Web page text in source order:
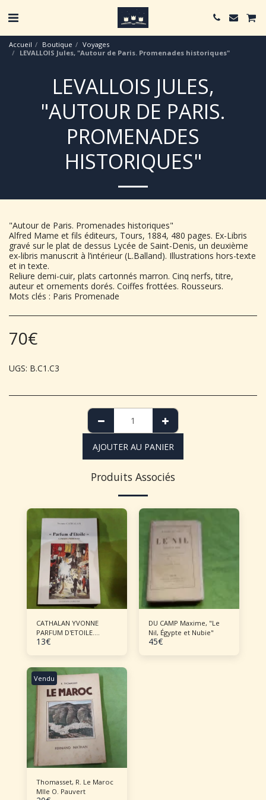
Accueil Boutique
Voyages
LEVALLOIS Jules, "Autour de Paris. Promenades historiques"
LEVALLOIS JULES,
"AUTOUR DE PARIS.
PROMENADES
HISTORIQUES"
"Autour de Paris. Promenades historiques"
Alfred Mame et fils éditeurs, Tours, 1884, 480 pages. Ex-Libris
gravé sur le plat de dessus Lycée de Saint-Denis, un deuxième
ex-libris manuscrit à l’intérieur (L.Balland). Illustrations hors-texte
et in texte.
Reliure demi-cuir, plats cartonnés marron. Cinq nerfs, titre,
auteur et ornements dorés. Coiffes frottées. Rousseurs.
Mots clés : Paris Promenade
70€
UGS: B.C1.C3
AJOUTER AU PANIER
Produits Associés
CATHALAN YVONNE
PARFUM D'ETOILE.
CONGO VIET-NAM. RECIT
13€
DU CAMP Maxime, "Le
Nil, Égypte et Nubie"
45€
Vendu
Thomasset, R. Le Maroc
Mlle O. Pauvert